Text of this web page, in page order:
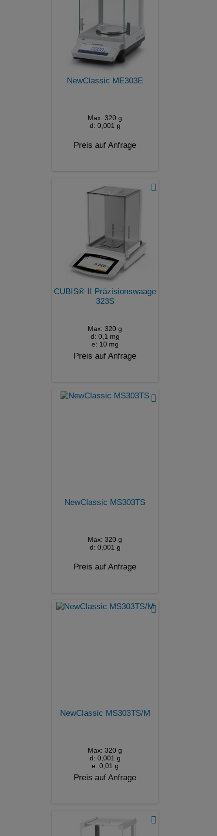
NewClassic ME303E
Max: 320 g
d: 0,001 g
Preis auf Anfrage
CUBIS® II Präzisionswaage
323S
Max: 320 g
d: 0,1 mg
e: 10 mg
Preis auf Anfrage
NewClassic MS303TS
Max: 320 g
d: 0,001 g
Preis auf Anfrage
NewClassic MS303TS/M
Max: 320 g
d: 0,001 g
e: 0,01 g
Preis auf Anfrage